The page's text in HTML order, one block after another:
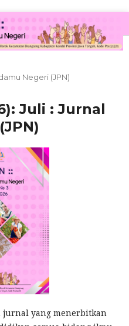
Negeri (JPN)
Juli : Jurnal
jurnal yang menerbitkan